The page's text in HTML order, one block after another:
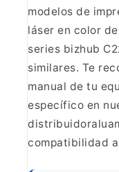
modelos de
láser en color
series bizhub
similares. Te
manual de tu
específico en
compatibilidad